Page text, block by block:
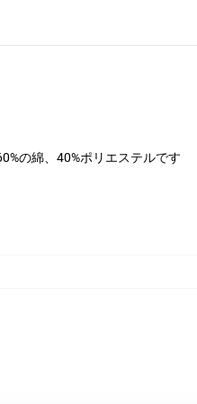
の綿、40%ポリエステルです